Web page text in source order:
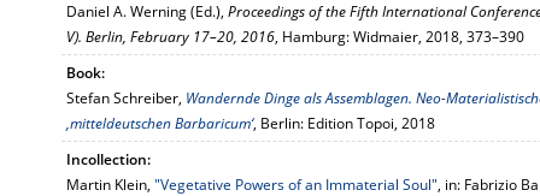
Daniel A. Werning (Ed.), Proceedings of the Fifth International
V). Berlin, February 17–20, 2016, Hamburg: Widmaier, 2018, 373–390
Book:
Stefan Schreiber, Wandernde Dinge als Assemblagen. Neo-
‚mitteldeutschen Barbaricum‘, Berlin: Edition Topoi, 2018
Incollection:
Martin Klein, "Vegetative Powers of an Immaterial Soul", in: Fabrizio